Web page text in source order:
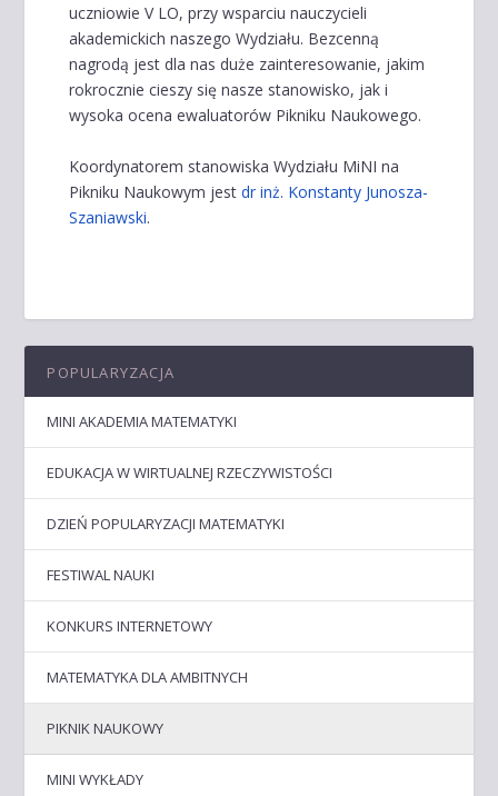
uczniowie V LO, przy wsparciu nauczycieli
akademickich naszego Wydziału. Bezcenną
nagrodą jest dla nas duże zainteresowanie, jakim
rokrocznie cieszy się nasze stanowisko, jak i
wysoka ocena ewaluatorów Pikniku Naukowego.
Koordynatorem stanowiska Wydziału MiNI na
Pikniku Naukowym jestdr inż. Konstanty Junosza-
Szaniawski.
POPULARYZACJA
MINI AKADEMIA MATEMATYKI
EDUKACJA W WIRTUALNEJ RZECZYWISTOŚCI
DZIEŃ POPULARYZACJI MATEMATYKI
FESTIWAL NAUKI
KONKURS INTERNETOWY
MATEMATYKA DLA AMBITNYCH
PIKNIK NAUKOWY
MINI WYKŁADY